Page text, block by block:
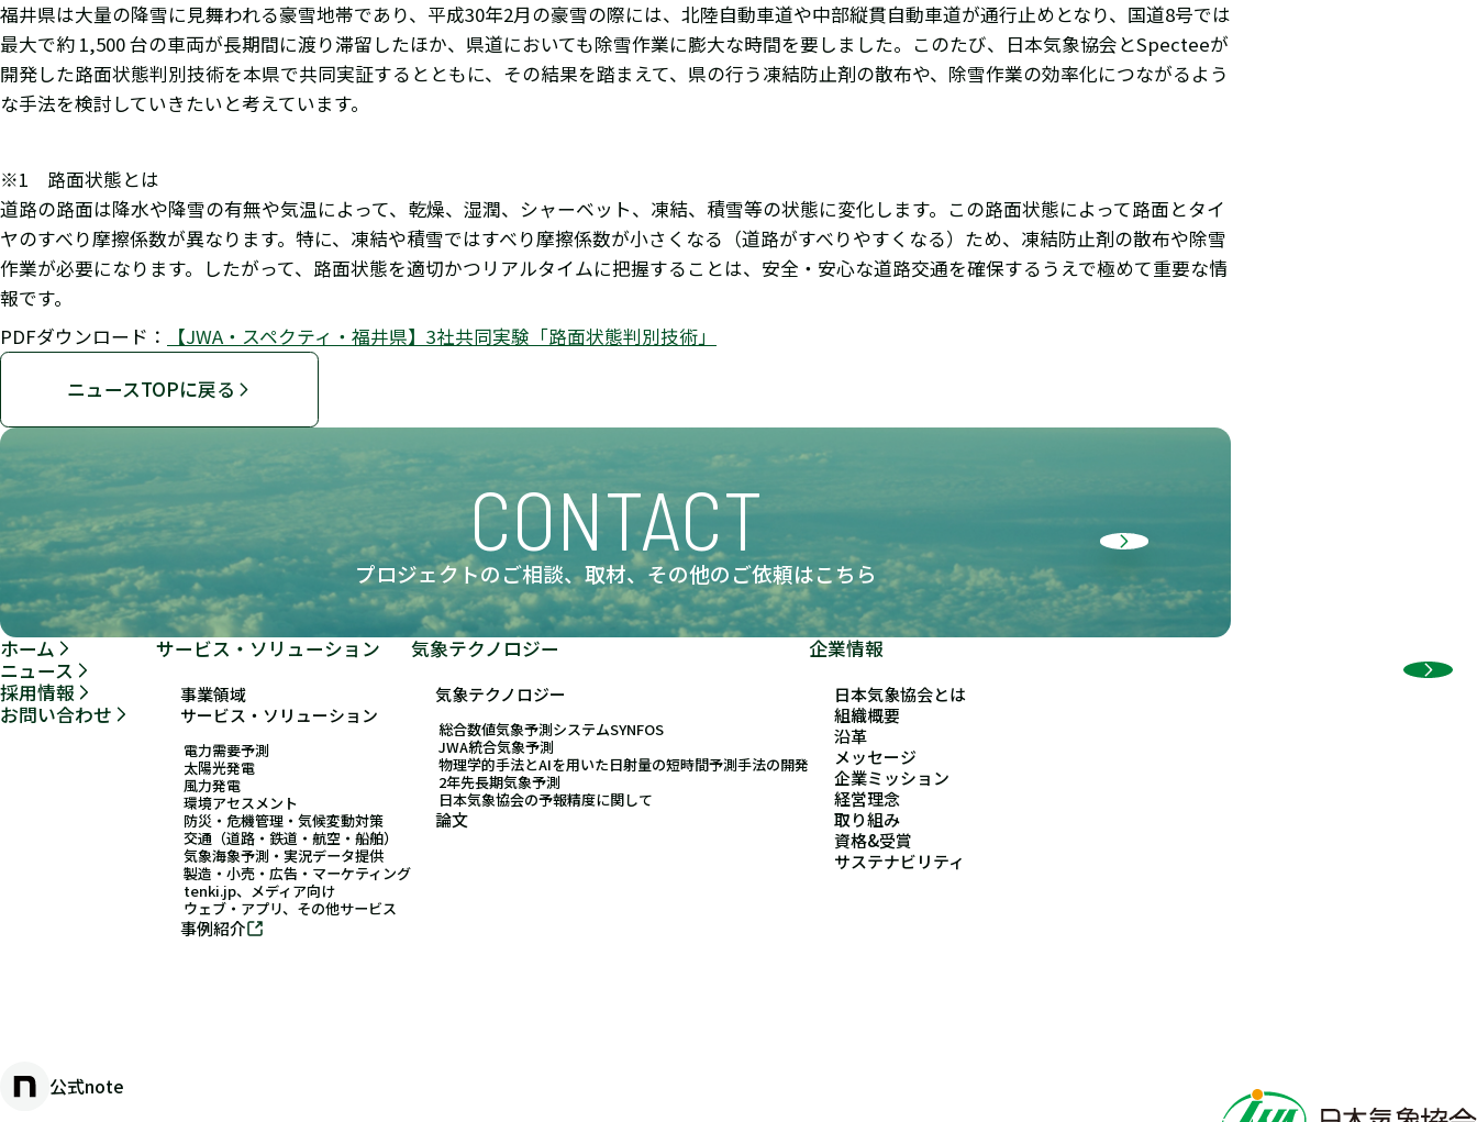
福井県は大量の降雪に見舞われる豪雪地帯であり、平成30年2月の豪雪の際には、北陸自動車道や中部縦貫自動車道が通行止めとなり、国道8号では
最大で約 1,500 台の車両が長期間に渡り滞留したほか、県道においても除雪作業に膨大な時間を要しました。このたび、日本気象協会とSpecteeが
開発した路面状態判別技術を本県で共同実証するとともに、その結果を踏まえて、県の行う凍結防止剤の散布や、除雪作業の効率化につながるよう
な手法を検討していきたいと考えています。
※1 路面状態とは
道路の路面は降水や降雪の有無や気温によって、乾燥、湿潤、シャーベット、凍結、積雪等の状態に変化します。この路面状態によって路面とタイ
ヤのすべり摩擦係数が異なります。特に、凍結や積雪ではすべり摩擦係数が小さくなる（道路がすべりやすくなる）ため、凍結防止剤の散布や除雪
作業が必要になります。したがって、路面状態を適切かつリアルタイムに把握することは、安全・安心な道路交通を確保するうえで極めて重要な情
報です。
PDFダウンロード：
【JWA・スペクティ・福井県】3社共同実験「路面状態判別技術」
ニュースTOPに戻る
CONTACT
プロジェクトのご相談、取材、その他のご依頼はこちら
ホーム
ニュース
採用情報
お問い合わせ
サービス・ソリューション
事業領域
サービス・ソリューション
電力需要予測
太陽光発電
風力発電
環境アセスメント
防災・危機管理・気候変動対策
交通（道路・鉄道・航空・船舶）
気象海象予測・実況データ提供
製造・小売・広告・マーケティング
tenki.jp、メディア向け
ウェブ・アプリ、その他サービス
事例紹介
気象テクノロジー
気象テクノロジー
総合数値気象予測システムSYNFOS
JWA統合気象予測
物理学的手法とAIを用いた日射量の短時間予測手法の開発
2年先長期気象予測
日本気象協会の予報精度に関して
論文
企業情報
日本気象協会とは
組織概要
沿革
メッセージ
企業ミッション
経営理念
取り組み
資格&受賞
サステナビリティ
公式note